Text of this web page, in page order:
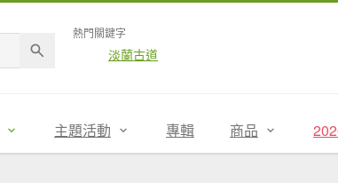
熱門關鍵字
淡蘭古道
主題活動 專輯 商品